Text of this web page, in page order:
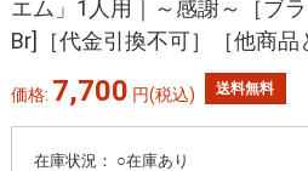
エム」1人用｜～感謝～［ブ
Br]［代金引換不可］［他商品
価格: 7,700 円(税込) 送料無料
在庫状況： ○在庫あり